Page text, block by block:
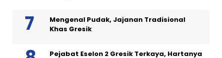
Mengenal Pudak, Jajanan Tradisional
Khas Gresik
Pejabat Eselon 2 Gresik Terkaya, Hartanya